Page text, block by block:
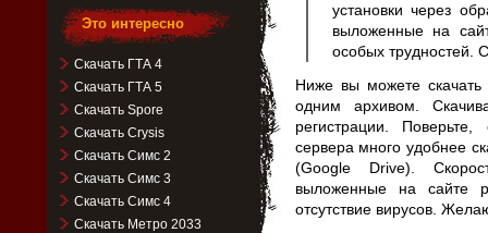
установки через
выложенные на
особых трудностей.
Ниже вы можете
одним архивом.
регистрации.
сервера много удобнее
(Google Drive).
выложенные на сайте
отсутствие вирусов.
Это интересно
Скачать ГТА 4
Скачать ГТА 5
Скачать Spore
Скачать Crysis
Скачать Симс 2
Скачать Симс 3
Скачать Симс 4
Скачать Метро 2033